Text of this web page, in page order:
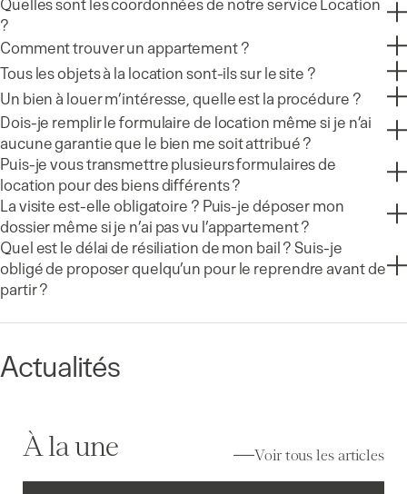
Quelles sont les coordonnées de notre service Location
?
Comment trouver un appartement ?
Tous les objets à la location sont-ils sur le site ?
Un bien à louer m’intéresse, quelle est la procédure ?
Dois-je remplir le formulaire de location même si je n’ai
aucune garantie que le bien me soit attribué ?
Puis-je vous transmettre plusieurs formulaires de
location pour des biens différents ?
La visite est-elle obligatoire ? Puis-je déposer mon
dossier même si je n’ai pas vu l’appartement ?
Quel est le délai de résiliation de mon bail ? Suis-je
obligé de proposer quelqu’un pour le reprendre avant de
partir ?
À la une Voir tous les articles
Actualités